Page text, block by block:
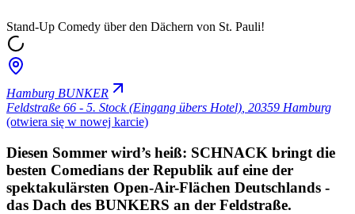
Stand-Up Comedy über den Dächern von St. Pauli!
Hamburg BUNKER
Feldstraße 66 - 5. Stock (Eingang übers Hotel) 20359 Hamburg
(otwiera się w nowej karcie)
Diesen Sommer wird’s heiß: SCHNACK bringt die
besten Comedians der Republik auf eine der
spektakulärsten Open-Air-Flächen Deutschlands -
das Dach des BUNKERS an der Feldstraße.